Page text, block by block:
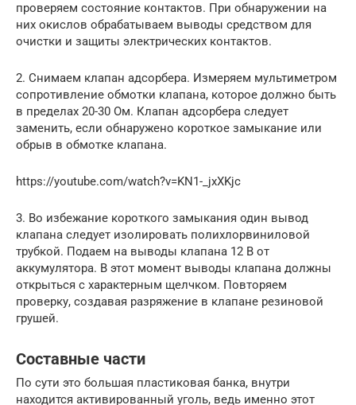
проверяем состояние контактов. При обнаружении на
них окислов обрабатываем выводы средством для
очистки и защиты электрических контактов.
2. Снимаем клапан адсорбера. Измеряем мультиметром
сопротивление обмотки клапана, которое должно быть
в пределах 20-30 Ом. Клапан адсорбера следует
заменить, если обнаружено короткое замыкание или
обрыв в обмотке клапана.
https://youtube.com/watch?v=KN1-_jxXKjc
3. Во избежание короткого замыкания один вывод
клапана следует изолировать полихлорвиниловой
трубкой. Подаем на выводы клапана 12 В от
аккумулятора. В этот момент выводы клапана должны
открыться с характерным щелчком. Повторяем
проверку, создавая разряжение в клапане резиновой
грушей.
Составные части
По сути это большая пластиковая банка, внутри
находится активированный уголь, ведь именно этот